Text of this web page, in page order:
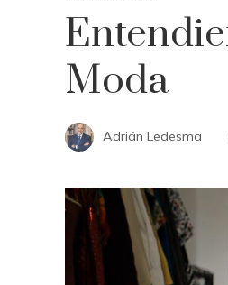
Moda
Adrián Ledesma